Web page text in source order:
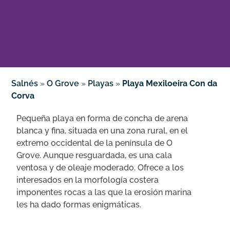
Salnés »O Grove » Playas » Playa Mexiloeira Con da
Corva
Pequeña playa en forma de concha de arena
blanca y fina, situada en una zona rural, en el
extremo occidental de la península de O
Grove. Aunque resguardada, es una cala
ventosa y de oleaje moderado. Ofrece a los
interesados ​​en la morfología costera
imponentes rocas a las que la erosión marina
les ha dado formas enigmáticas.